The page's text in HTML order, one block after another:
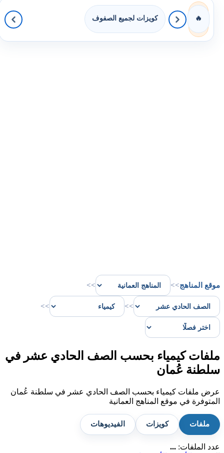
🔥 كويزات لجميع الصفوف
موقع المناهج>>
>>
>>
>>
ملفات كيمياء بحسب الصف الحادي عشر في
سلطنة عُمان
عرض ملفات كيمياء بحسب الصف الحادي عشر في سلطنة عُمان
المتوفرة في موقع المناهج العمانية
ملفات كويزات الفيديوهات
عدد الملفات: ...